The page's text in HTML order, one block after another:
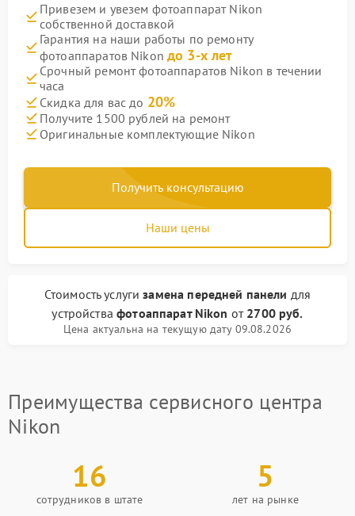
Привезем и увезем фотоаппарат Nikon
собственной доставкой
Гарантия на наши работы по ремонту
фотоаппаратов Nikonдо 3-х лет
Срочный ремонт фотоаппаратов Nikon в течении
часа
Скидка для вас до 20%
Получите 1500 рублей на ремонт
Оригинальные комплектующие Nikon
Получить консультацию
Наши цены
Стоимость услугизамена передней панели для
устройствафотоаппарат Nikon от 2700 руб.
Цена актуальна на текущую дату 09.08.2026
Преимущества сервисного центра
Nikon
16
сотрудников в штате
5
лет на рынке